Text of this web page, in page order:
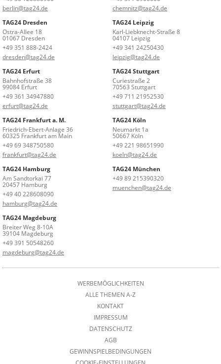
berlin@tag24.de
chemnitz@tag24.de
TAG24 Dresden
Ostra-Allee 18
01067 Dresden
+49 351 888-2424
dresden@tag24.de
TAG24 Leipzig
Karl-Liebknecht-Straße 8
04107 Leipzig
+49 341 24250430
leipzig@tag24.de
TAG24 Erfurt
Bahnhofstraße 38
99084 Erfurt
+49 361 34947880
erfurt@tag24.de
TAG24 Stuttgart
Curiestraße 2
70563 Stuttgart
+49 711 21952530
stuttgart@tag24.de
TAG24 Frankfurt a. M.
Friedrich-Ebert-Anlage 36
60325 Frankfurt am Main
+49 69 348750580
frankfurt@tag24.de
TAG24 Köln
Neumarkt 1a
50667 Köln
+49 221 98651990
koeln@tag24.de
TAG24 Hamburg
Am Sandtorkai 77
20457 Hamburg
+49 40 228608090
hamburg@tag24.de
TAG24 München
+49 89 215390320
muenchen@tag24.de
TAG24 Magdeburg
Breiter Weg 8-10A
39104 Magdeburg
+49 391 50548260
magdeburg@tag24.de
WERBEMÖGLICHKEITEN
ALLE THEMEN A-Z
KONTAKT
IMPRESSUM
DATENSCHUTZ
AGB
GEWINNSPIELBEDINGUNGEN